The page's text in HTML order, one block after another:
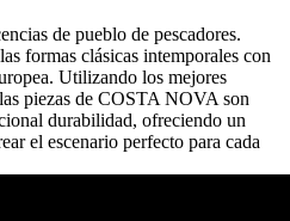
de pueblo de pescadores.
formas clásicas intemporales con
Utilizando los mejores
piezas de COSTA NOVA son
durabilidad, ofreciendo un
el escenario perfecto para cada